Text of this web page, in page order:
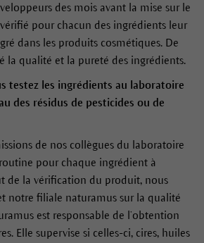
des mois avant la mise sur le
pour chacun des ingrédients leur
dans les produits cosmétiques. De
la qualité et la pureté des ingrédients.
testez les ingrédients au laboratoire
des résidus de pesticides ou de
de nos collègues du laboratoire
routine pour chaque ingrédient à
de la vérification du produit, nous
notre filiale naturamus sur la qualité
est responsable de l’obtention
Elle supervise si celles-ci, cires, huiles